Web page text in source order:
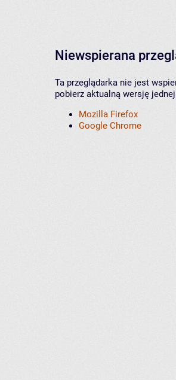
Niewspierana
Ta przeglądarka nie jest
pobierz aktualną wersję
Mozilla Firefox
Google Chrome